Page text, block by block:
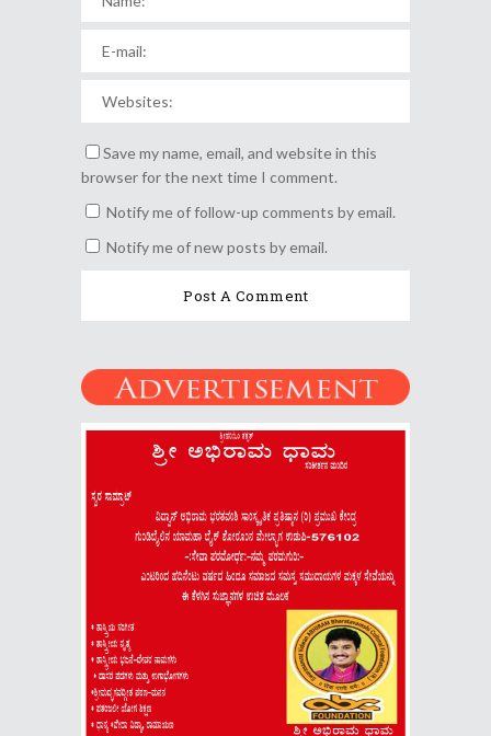
Save my name, email, and website in this
browser for the next time I comment.
Notify me of follow-up comments by email.
Notify me of new posts by email.